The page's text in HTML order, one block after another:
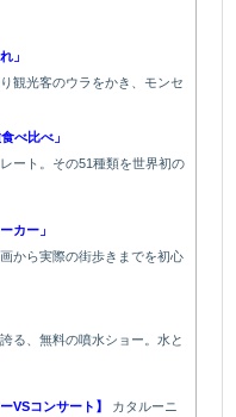
」
観光客のウラをかき、モンセ
べ比べ」
ート。その51種類を世界初の
カー」
から実際の街歩きまでを初心
る、無料の噴水ショー。水と
VSコンサート】
カタルーニ